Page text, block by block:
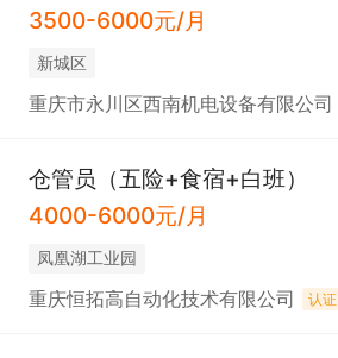
3500-6000元/月
新城区
重庆市永川区西南机电设备有限公司
仓管员（五险+食宿+白班）
4000-6000元/月
凤凰湖工业园
重庆恒拓高自动化技术有限公司 认证